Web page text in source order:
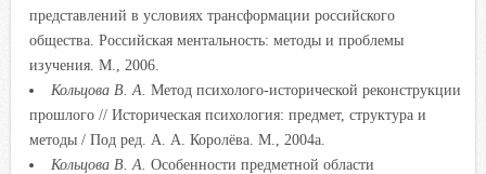
представлений в условиях трансформации российского
общества. Российская ментальность: методы и проблемы
изучения. М., 2006.
Кольцова В. А. Метод психолого-исторической реконструкции
прошлого // Историческая психология: предмет, структура и
методы / Под ред. А. А. Королёва. М., 2004а.
Кольцова В. А. Особенности предметной области